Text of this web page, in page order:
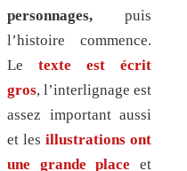
personnages, puis
l’histoire commence.
Le texte est écrit
gros, l’interlignage est
assez important aussi
et les illustrations ont
une grande place et